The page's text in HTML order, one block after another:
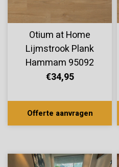
Otium at Home
Lijmstrook Plank
Hammam 95092
€34,95
Offerte aanvragen